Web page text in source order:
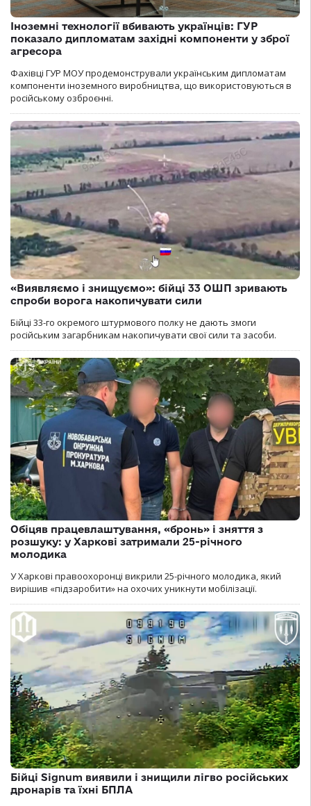
Іноземні технології вбивають українців: ГУР
показало дипломатам західні компоненти у зброї
агресора
Фахівці ГУР МОУ продемонстрували українським дипломатам
компоненти іноземного виробництва, що використовуються в
російському озброєнні.
«Виявляємо і знищуємо»: бійці 33 ОШП зривають
спроби ворога накопичувати сили
Бійці 33-го окремого штурмового полку не дають змоги
російським загарбникам накопичувати свої сили та засоби.
Обіцяв працевлаштування, «бронь» і зняття з
розшуку: у Харкові затримали 25-річного
молодика
У Харкові правоохоронці викрили 25-річного молодика, який
вирішив «підзаробити» на охочих уникнути мобілізації.
Бійці Signum виявили і знищили лігво російських
дронарів та їхні БПЛА